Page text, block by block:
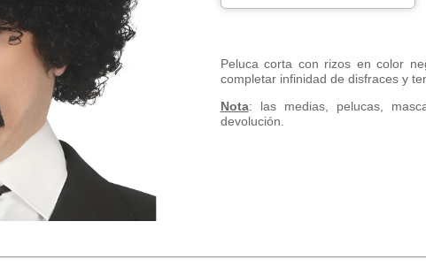
Peluca corta con rizos en color
completar infinidad de disfraces y
Nota: las medias, pelucas,
devolución.